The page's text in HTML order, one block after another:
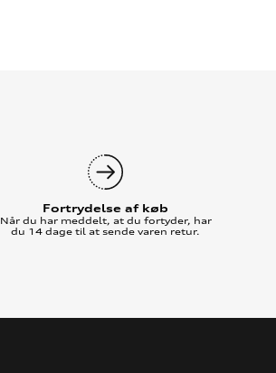
Fortrydelse af køb
Når du har meddelt, at du fortyder, har
du 14 dage til at sende varen retur.